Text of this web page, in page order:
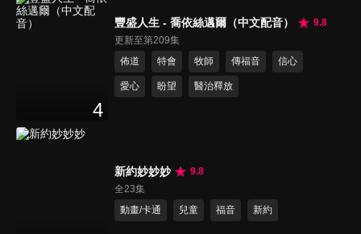
4
豐盛人生 - 喬依絲邁爾（中文配音）
9.8
更新至第209集
佈道
特會 牧師 傳福音 信心
愛心 盼望 醫治釋放
新約妙妙妙
9.8
全23集
動畫/卡通
兒童 福音 新約